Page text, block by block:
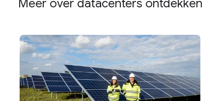
Meer over datacenters ontdekken